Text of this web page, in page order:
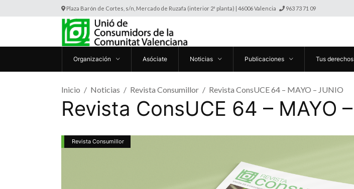
Plaza Barón de Cortes, s/n, Mercado de Ruzafa (interior 2ª planta) | 46006 Valencia 963 73 71 09
Organización Asóciate Noticias Publicaciones Tus derechos
Inicio Noticias Revista Consumillor Revista ConsUCE 64 – MAYO – JUNIO
Revista ConsUCE 64 – MAYO
Revista Consumillor